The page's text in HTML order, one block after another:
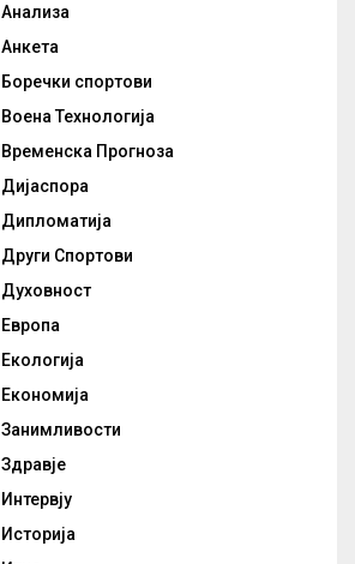
Анализа
Анкета
Боречки спортови
Воена Технологија
Временска Прогноза
Дијаспора
Дипломатија
Други Спортови
Духовност
Европа
Екологија
Економија
Занимливости
Здравје
Интервју
Историја